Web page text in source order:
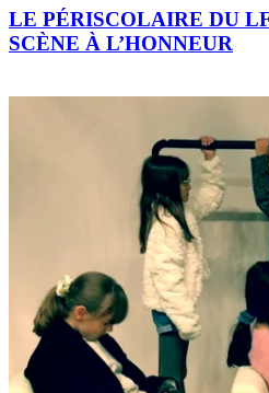
LE PÉRISCOLAIRE DU
SCÈNE À L’HONNEUR